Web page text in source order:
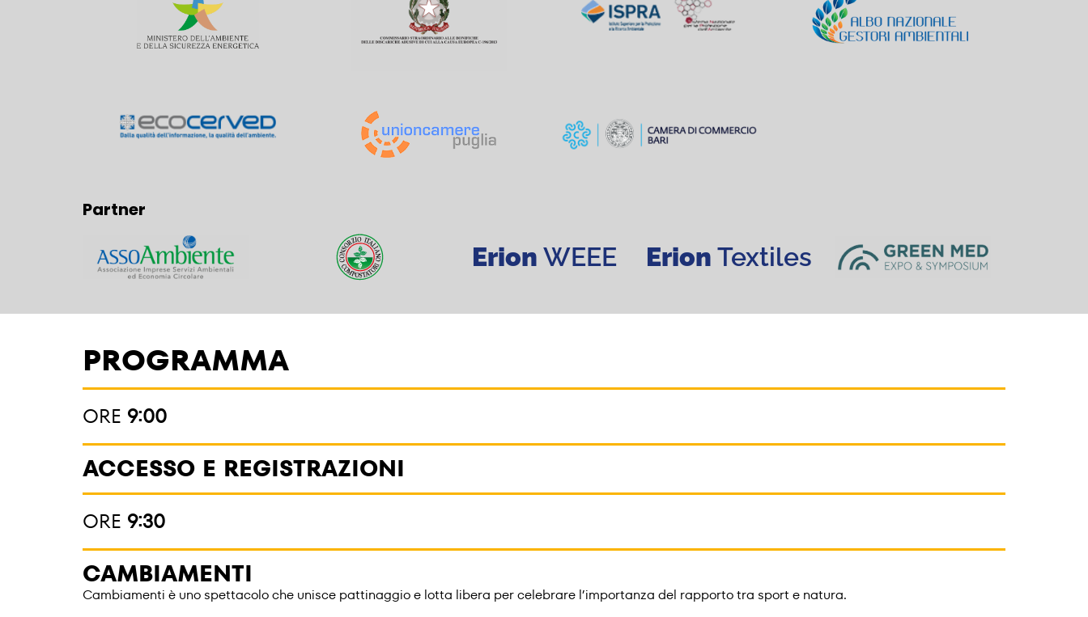
Partner
Erion WEEE Erion Textiles
PROGRAMMA
ORE 9:00
ACCESSO E REGISTRAZIONI
ORE 9:30
CAMBIAMENTI
Cambiamenti è uno spettacolo che unisce pattinaggio e lotta libera per celebrare l’importanza del rapporto tra sport e natura.